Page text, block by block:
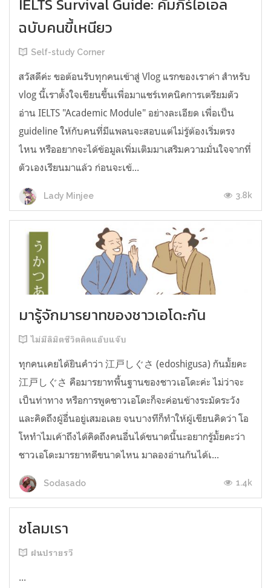
IELTS Survival Guide: คัมภีร์ไอเอล
ฉบับคนขี้เหนียว
Self-study Corner
สวัสดีค่ะ ขอต้อนรับทุกคนเข้าสู่ Vlog แรกของเราค่า สำหรับ
vlog นี้เราตั้งใจเขียนขึ้นเพื่อมาแชร์เทคนิคการเตรียมตัว
อ่าน IELTS "Academic Module" อย่างละเอียด เพื่อเป็น
guideline ให้กับคนที่มีแพลนจะสอบแต่ไม่รู้ต้องเริ่มตรง
ไหน หรืออยากจะได้ข้อมูลเพิ่มเติมมาเสริมความมั่นใจจากที่
ตัวเองเรียนมาแล้ว ก่อนจะเข้...
Lady Minjee 3.8k
มารู้จักมารยาทของชาวเอโดะกัน
ไม่มีลิมิตชีวิตติดแอ๊บแจ๊บ
ทุกคนเคยได้ยินคำว่า 江戸しぐさ (edoshigusa) กันมั้ยคะ
江戸しぐさ คือมารยาทพื้นฐานของชาวเอโดะค่ะ ไม่ว่าจะ
เป็นท่าทาง หรือการพูดชาวเอโดะก็จะค่อนข้างระมัดระวัง
และคิดถึงผู้อื่นอยู่เสมอเลย จนบางทีก็ทำให้ผู้เขียนคิดว่า โอ
โหทำไมเค้าถึงได้คิดถึงคนอื่นได้ขนาดนี้นะอยากรู้มั้ยคะว่า
ชาวเอโดะมารยาทดีขนาดไหน มาลองอ่านกันได้เ...
Sodasado 1.4k
ชโลมเรา
ฝนปรายรวี
...